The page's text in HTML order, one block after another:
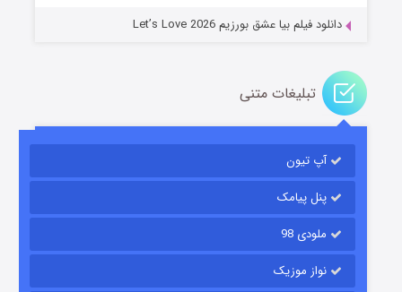
باب اسفنجی فصل ۱۷
قسمت۶ (زیرنویس) منتشر شد
دانلود فیلم بیا عشق بورزیم Let’s Love 2026
تبلیغات متنی
آپ تیون
پنل پیامک
ملودی 98
نواز موزیک